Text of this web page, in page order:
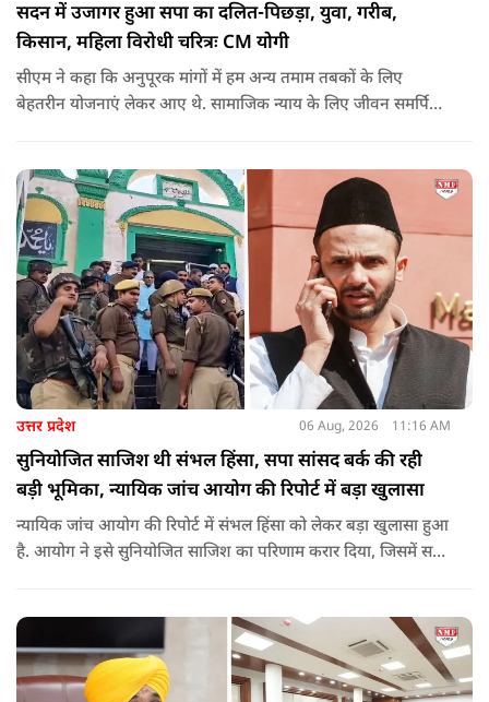
सदन में उजागर हुआ सपा का दलित-पिछड़ा, युवा, गरीब,
किसान, महिला विरोधी चरित्रः CM योगी
सीएम ने कहा कि अनुपूरक मांगों में हम अन्य तमाम तबकों के लिए
बेहतरीन योजनाएं लेकर आए थे. सामाजिक न्याय के लिए जीवन समर्पित
अहिल्या बाई होल्कर आदि की मूर्तियों पर छाजन, पार्क, बाउंड्रीवाल के
लिए हमने 407 करोड़ रुपये का प्रावधान किया है. यह बजट पास न हो,
इसके लिए समाजवादी पार्टी ने सदन की कार्यवाही को बाधित किया और
लगातार व्यवधान पैदा करने का प्रयास किया.
उत्तर प्रदेश 06 Aug, 2026 11:16 AM
सुनियोजित साजिश थी संभल हिंसा, सपा सांसद बर्क की रही
बड़ी भूमिका, न्यायिक जांच आयोग की रिपोर्ट में बड़ा खुलासा
न्यायिक जांच आयोग की रिपोर्ट में संभल हिंसा को लेकर बड़ा खुलासा हुआ
है. आयोग ने इसे सुनियोजित साजिश का परिणाम करार दिया, जिसमें सपा